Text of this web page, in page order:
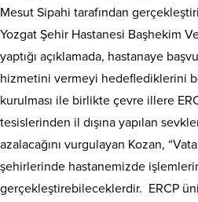
Mesut Sipahi tarafından
Yozgat Şehir Hastanesi Başhekim
yaptığı açıklamada, hastanaye
hizmetini vermeyi hedeflediklerini
kurulması ile birlikte çevre illere
tesislerinden il dışına yapılan
azalacağını vurgulayan Kozan,
şehirlerinde hastanemizde
gerçekleştirebileceklerdir. ERCP